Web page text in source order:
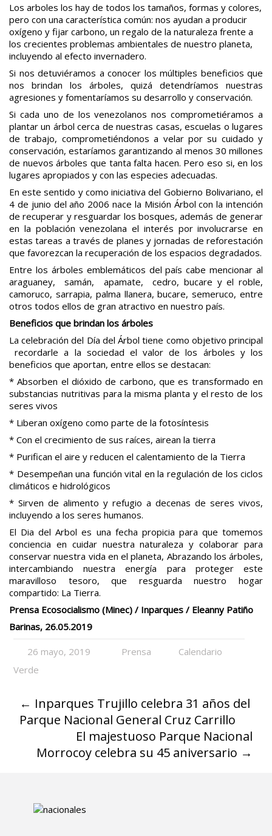
Los arboles los hay de todos los tamaños, formas y colores,
pero con una característica común: nos ayudan a producir
oxígeno y fijar carbono, un regalo de la naturaleza frente a
los crecientes problemas ambientales de nuestro planeta,
incluyendo al efecto invernadero.
Si nos detuviéramos a conocer los múltiples beneficios que
nos brindan los árboles, quizá detendríamos nuestras
agresiones y fomentaríamos su desarrollo y conservación.
Si cada uno de los venezolanos nos comprometiéramos a
plantar un árbol cerca de nuestras casas, escuelas o lugares
de trabajo, comprometiéndonos a velar por su cuidado y
conservación, estaríamos garantizando al menos 30 millones
de nuevos árboles que tanta falta hacen. Pero eso si, en los
lugares apropiados y con las especies adecuadas.
En este sentido y como iniciativa del Gobierno Bolivariano, el
4 de junio del año 2006 nace la Misión Árbol con la intención
de recuperar y resguardar los bosques, además de generar
en la población venezolana el interés por involucrarse en
estas tareas a través de planes y jornadas de reforestación
que favorezcan la recuperación de los espacios degradados.
Entre los árboles emblemáticos del país cabe mencionar al
araguaney, samán, apamate, cedro, bucare y el roble,
camoruco, sarrapia, palma llanera, bucare, semeruco, entre
otros todos ellos de gran atractivo en nuestro país.
Beneficios que brindan los árboles
La celebración del Día del Árbol tiene como objetivo principal
recordarle a la sociedad el valor de los árboles y los
beneficios que aportan, entre ellos se destacan:
* Absorben el dióxido de carbono, que es transformado en
substancias nutritivas para la misma planta y el resto de los
seres vivos
* Liberan oxígeno como parte de la fotosíntesis
* Con el crecimiento de sus raíces, airean la tierra
* Purifican el aire y reducen el calentamiento de la Tierra
* Desempeñan una función vital en la regulación de los ciclos
climáticos e hidrológicos
* Sirven de alimento y refugio a decenas de seres vivos,
incluyendo a los seres humanos.
El Dia del Arbol es una fecha propicia para que tomemos
conciencia en cuidar nuestra naturaleza y colaborar para
conservar nuestra vida en el planeta, Abrazando los árboles,
intercambiando nuestra energía para proteger este
maravilloso tesoro, que resguarda nuestro hogar
compartido: La Tierra.
Prensa Ecosocialismo (Minec) / Inparques / Eleanny Patiño
Barinas, 26.05.2019
26 mayo, 2019 Prensa
Calendario
Verde
← Inparques Trujillo celebra 31 años del
Parque Nacional General Cruz Carrillo
El majestuoso Parque Nacional
Morrocoy celebra su 45 aniversario →